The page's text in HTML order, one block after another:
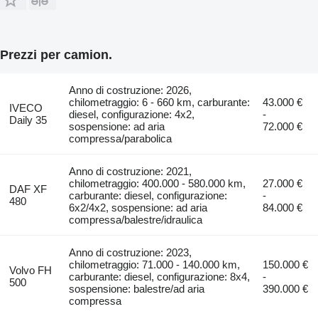
Prezzi per camion.
IVECO
Daily 35
Anno di costruzione: 2026,
chilometraggio: 6 - 660 km, carburante:
diesel, configurazione: 4x2,
sospensione: ad aria
compressa/parabolica
43.000 €
-
72.000 €
DAF XF
480
Anno di costruzione: 2021,
chilometraggio: 400.000 - 580.000 km,
carburante: diesel, configurazione:
6x2/4x2, sospensione: ad aria
compressa/balestre/idraulica
27.000 €
-
84.000 €
Volvo FH
500
Anno di costruzione: 2023,
chilometraggio: 71.000 - 140.000 km,
carburante: diesel, configurazione: 8x4,
sospensione: balestre/ad aria
compressa
150.000 €
-
390.000 €